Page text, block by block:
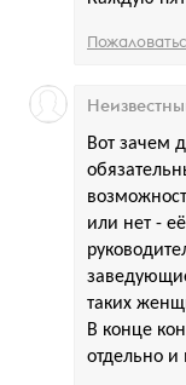
Вот зачем
или нет -
таких
В конце
отдельно